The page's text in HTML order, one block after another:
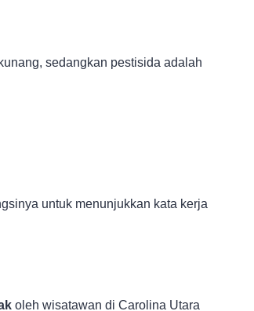
sedangkan pestisida adalah
untuk menunjukkan kata kerja
oleh wisatawan di Carolina Utara